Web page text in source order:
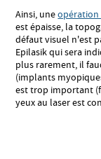
Ainsi, uneopération
est épaisse, la
défaut visuel n'est
Epilasik qui sera
plus rarement, il
(implants
est trop important
yeux au laser est